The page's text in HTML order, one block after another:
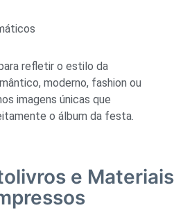
refletir o estilo da
moderno, fashion ou
imagens únicas que
o álbum da festa.
e Materiais